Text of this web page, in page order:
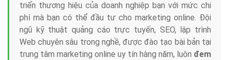
triển thương hiệu của doanh nghiệp bạn với mức chi
phí mà bạn có thể đầu tư cho marketing online. Đội
ngũ kỹ thuật quảng cáo trực tuyến, SEO, lập trình
Web chuyên sâu trong nghề, được đào tạo bài bản tại
trung tâm marketing online uy tín hàng năm, luôn đem